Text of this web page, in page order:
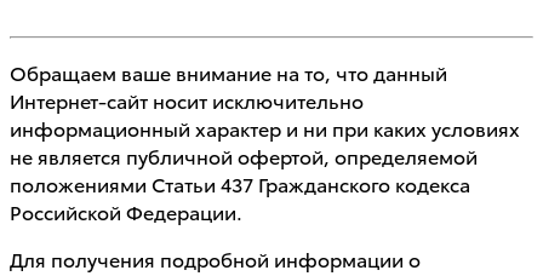
Обращаем ваше внимание на то, что данный
Интернет-сайт носит исключительно
информационный характер и ни при каких условиях
не является публичной офертой, определяемой
положениями Статьи 437 Гражданского кодекса
Российской Федерации.
Для получения подробной информации о